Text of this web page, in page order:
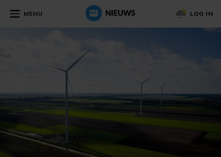
MENU LOG IN